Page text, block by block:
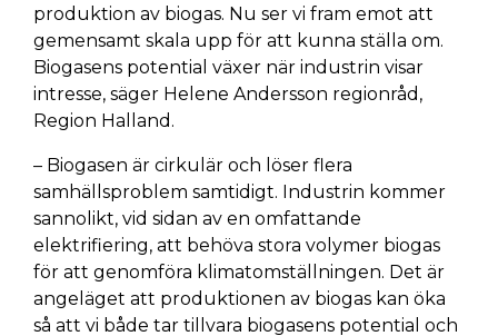
produktion av biogas. Nu ser vi fram emot att
gemensamt skala upp för att kunna ställa om.
Biogasens potential växer när industrin visar
intresse, säger Helene Andersson regionråd,
Region Halland.
– Biogasen är cirkulär och löser flera
samhällsproblem samtidigt. Industrin kommer
sannolikt, vid sidan av en omfattande
elektrifiering, att behöva stora volymer biogas
för att genomföra klimatomställningen. Det är
angeläget att produktionen av biogas kan öka
så att vi både tar tillvara biogasens potential och